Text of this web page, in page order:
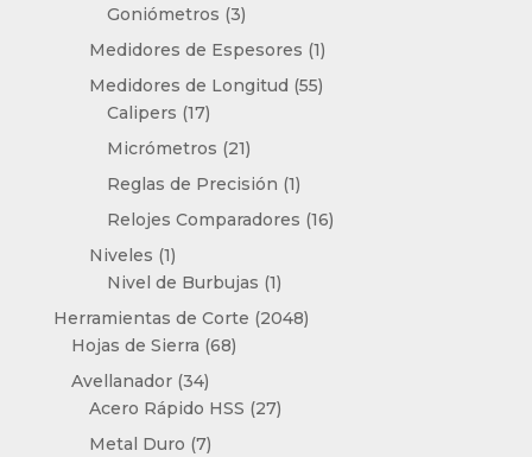
Goniómetros 33
productos
Medidores de Espesores 11
producto
Medidores de Longitud 5555
Calipers 1717
productos
Micrómetros 2121
productos
Reglas de Precisión 11
producto
Relojes Comparadores 1616
Niveles 11
producto
Nivel de Burbujas 11
producto
Herramientas de Corte 20482048
Hojas de Sierra 6868
Avellanador 3434
productos
Acero Rápido HSS 2727
Metal Duro 77